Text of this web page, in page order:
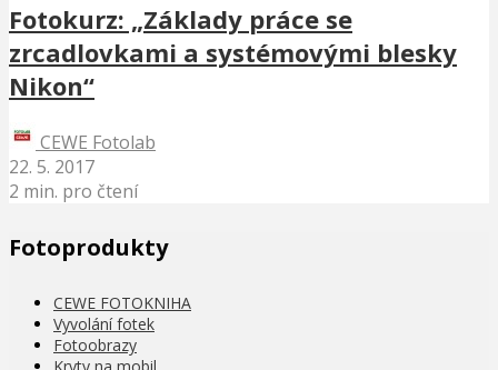
Fotokurz: „Základy práce se
zrcadlovkami a systémovými blesky
Nikon“
CEWE Fotolab
22. 5. 2017
2 min. pro čtení
Fotoprodukty
CEWE FOTOKNIHA
Vyvolání fotek
Fotoobrazy